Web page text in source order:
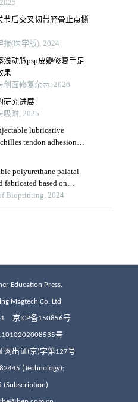
Education Press.
Magtech Co. Ltd
京ICP备150856号
号
网出证(京)字第127号
(Technology);
(Subscription)